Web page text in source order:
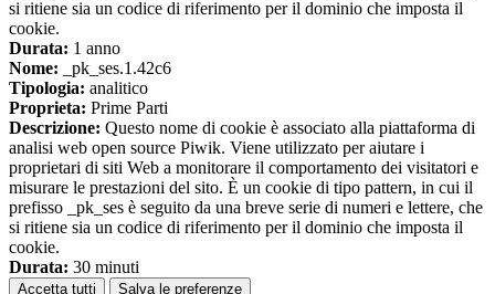
si ritiene sia un codice di riferimento per il dominio che imposta il
cookie.
Durata: 1 anno
Nome: _pk_ses.1.42c6
Tipologia: analitico
Proprieta: Prime Parti
Descrizione: Questo nome di cookie è associato alla piattaforma di
analisi web open source Piwik. Viene utilizzato per aiutare i
proprietari di siti Web a monitorare il comportamento dei visitatori e
misurare le prestazioni del sito. È un cookie di tipo pattern, in cui il
prefisso _pk_ses è seguito da una breve serie di numeri e lettere, che
si ritiene sia un codice di riferimento per il dominio che imposta il
cookie.
Durata: 30 minuti
Accetta tutti Salva le preferenze